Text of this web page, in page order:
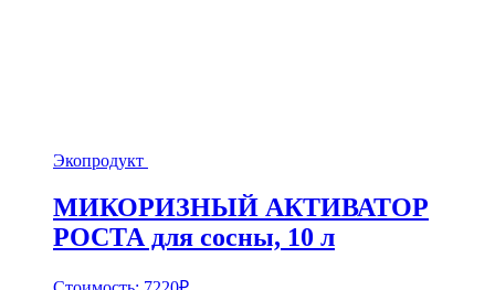
Экопродукт
МИКОРИЗНЫЙ АКТИВАТОР
РОСТА для сосны, 10 л